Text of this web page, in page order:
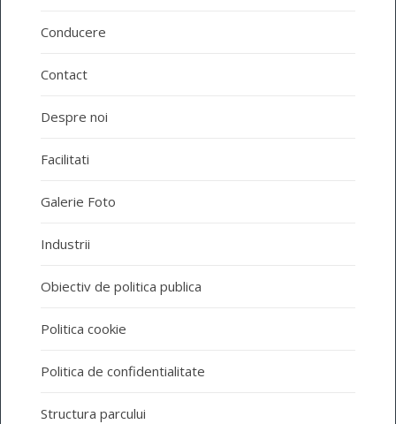
Conducere
Contact
Despre noi
Facilitati
Galerie Foto
Industrii
Obiectiv de politica publica
Politica cookie
Politica de confidentialitate
Structura parcului